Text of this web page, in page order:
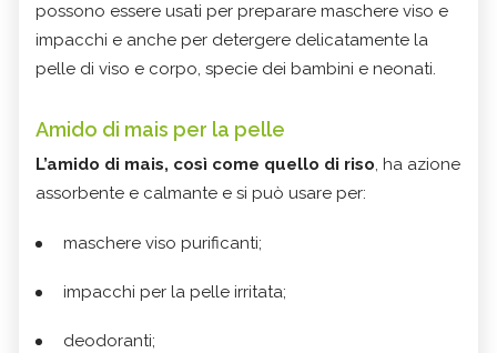
possono essere usati per preparare maschere viso e
impacchi e anche per detergere delicatamente la
pelle di viso e corpo, specie dei bambini e neonati.
Amido di mais per la pelle
L’amido di mais, così come quello di riso, ha azione
assorbente e calmante e si può usare per:
maschere viso purificanti;
impacchi per la pelle irritata;
deodoranti;